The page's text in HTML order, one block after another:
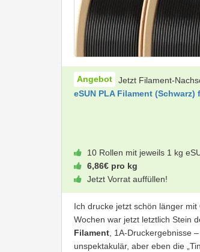
Jetzt Filament-
eSUN PLA Filament (Schwarz)
10 Rollen mit jeweils 1 kg
6,86€ pro kg
Jetzt Vorrat auffüllen!
Ich drucke jetzt schön länger
Wochen war jetzt letztlich Stein
Filament , 1A-Druckergebnisse
unspektakulär, aber eben die